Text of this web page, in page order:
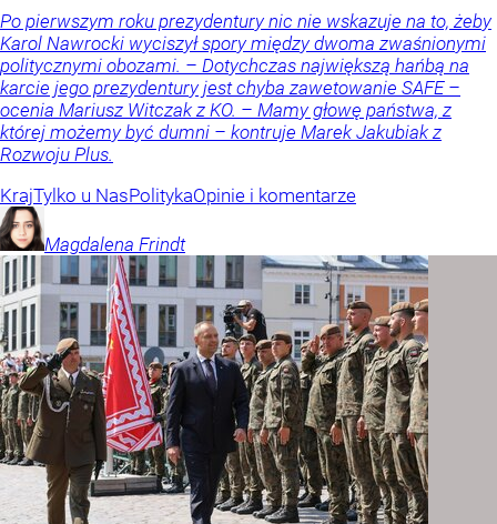
Po pierwszym roku prezydentury nic nie wskazuje na to, żeby
Karol Nawrocki wyciszył spory między dwoma zwaśnionymi
politycznymi obozami. – Dotychczas największą hańbą na
karcie jego prezydentury jest chyba zawetowanie SAFE –
ocenia Mariusz Witczak z KO. – Mamy głowę państwa, z
której możemy być dumni – kontruje Marek Jakubiak z
Rozwoju Plus.
KrajTylko u NasPolitykaOpinie i komentarze
Magdalena Frindt